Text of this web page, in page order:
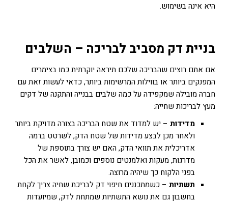
היא אינה בשימוש.
בניית דק מסביב לבריכה – השלבים
אם אתם רוצים שהבריכה שלכם תיראה יוקרתית כמו בצימרים
המפנקים ביותר או בווילות המרשימות ביותר, כדאי לעשות זאת עם
חברה מובילה שמקפידה על כמה שלבים בבנייה והתקנה של דקים
מעץ לבריכות שחייה:
מדידות – יש למדוד את שטח הבריכה בצורה מדויקת ביותר
ולאחר מכן לבצע מדידות של שטח הדק, לשרטט ברמה
אדריכלית את תוואי הדק, האם יש צורך בתוספת של
מדרגות, מעקות ואלמנטים נוספים וכמובן, לאשר את הכל
בפני הלקוח כך שיהיה מרוצה.
תשתיות – כשמתכננים חיפוי דק לבריכת שחיה צריך לקחת
בחשבון גם את נושא התשתיות שמתחת לדק, שמיועדות